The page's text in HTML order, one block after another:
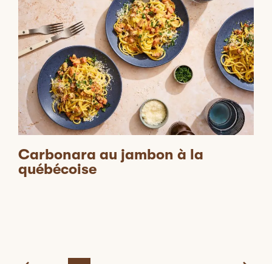
Carbonara au jambon à la
québécoise